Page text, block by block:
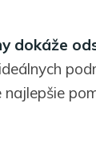
dokáže